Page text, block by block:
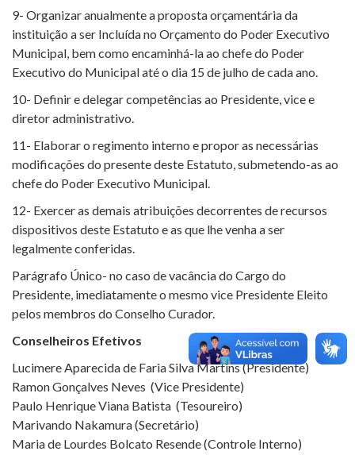
9- Organizar anualmente a proposta orçamentária da
instituição a ser Incluída no Orçamento do Poder Executivo
Municipal, bem como encaminhá-la ao chefe do Poder
Executivo do Municipal até o dia 15 de julho de cada ano.
10- Definir e delegar competências ao Presidente, vice e
diretor administrativo.
11- Elaborar o regimento interno e propor as necessárias
modificações do presente deste Estatuto, submetendo-as ao
chefe do Poder Executivo Municipal.
12- Exercer as demais atribuições decorrentes de recursos
dispositivos deste Estatuto e as que lhe venha a ser
legalmente conferidas.
Parágrafo Único- no caso de vacância do Cargo do
Presidente, imediatamente o mesmo vice Presidente Eleito
pelos membros do Conselho Curador.
Conselheiros Efetivos
Lucimere Aparecida de Faria Silva Martins (Presidente)
Ramon Gonçalves Neves (Vice Presidente)
Paulo Henrique Viana Batista (Tesoureiro)
Marivando Nakamura (Secretário)
Maria de Lourdes Bolcato Resende (Controle Interno)